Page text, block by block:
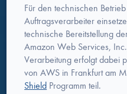
Für den technischen
Auftragsverarbeiter
technische Bereitstellung
Amazon Web Services,
Verarbeitung erfolgt dabei
von AWS in Frankfurt am
Shield Programm teil.